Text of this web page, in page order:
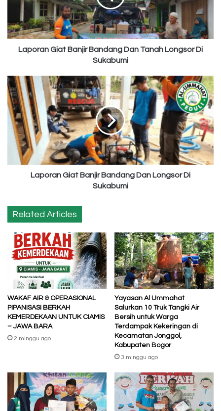
Tanah
Longsor
Di
Sukabumi
Laporan Giat Banjir Bandang Dan Tanah Longsor Di
Sukabumi
Laporan
Giat
Banjir
Bandang
Dan
Longsor
Sukabumi
Laporan Giat Banjir Bandang Dan Longsor Di
Sukabumi
Related Articles
WAKAF AIR & OPERASIONAL
PIPANISASI BERKAH
KEMERDEKAAN UNTUK CIAMIS
– JAWA BARA
2 minggu ago
Yayasan Al Ummahat
Salurkan 10 Truk Tangki Air
Bersih untuk Warga
Terdampak Kekeringan di
Kecamatan Jonggol,
Kabupaten Bogor
3 minggu ago